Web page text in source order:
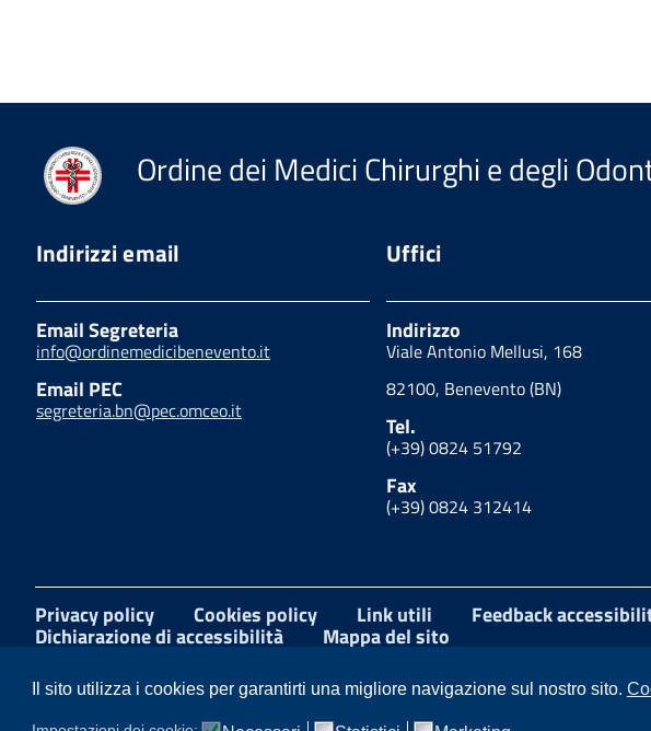
Il sito utilizza i cookies per garantirti una migliore navigazione sul nostro sito.
Ordine dei Medici Chirurghi e degli
Indirizzi email
Email Segreteria
info@ordinemedicibenevento.it
Email PEC
segreteria.bn@pec.omceo.it
Uffici
Indirizzo
Viale Antonio Mellusi, 168
82100, Benevento (BN)
Tel.
(+39) 0824 51792
Fax
(+39) 0824 312414
Privacy policy Cookies policy Link utili Feedback
Dichiarazione di accessibilità
Mappa del sito
Facebook
Youtube